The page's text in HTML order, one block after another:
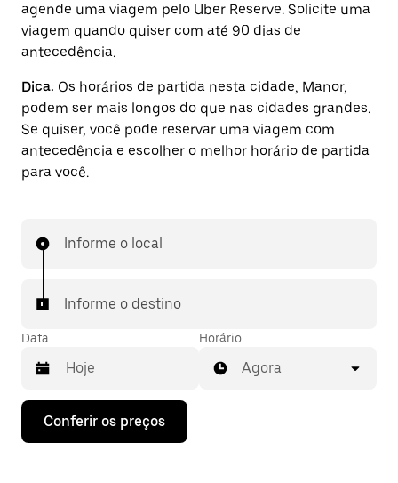
agende uma viagem pelo Uber Reserve. Solicite uma
viagem quando quiser com até 90 dias de
antecedência.
Dica: Os horários de partida nesta cidade, Manor,
podem ser mais longos do que nas cidades grandes.
Se quiser, você pode reservar uma viagem com
antecedência e escolher o melhor horário de partida
para você.
Informe o local
Informe o destino
Data
Pressione
seta
Horário
Agora
Conferir os preços